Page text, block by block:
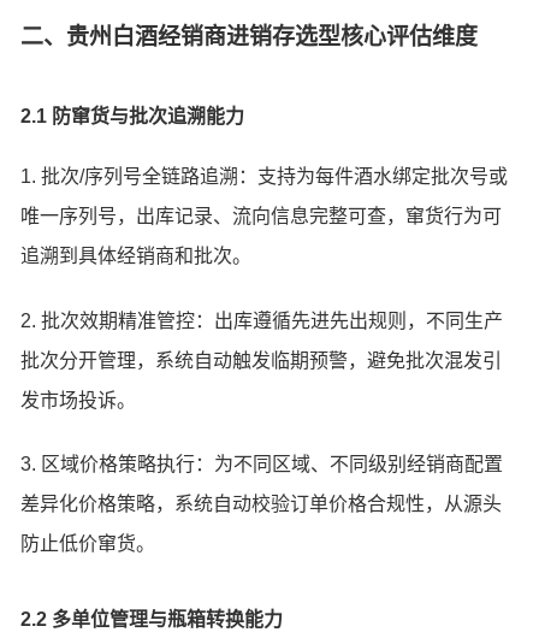
二、贵州白酒经销商进销存选型核心评估维度
2.1 防窜货与批次追溯能力
1. 批次/序列号全链路追溯：支持为每件酒水绑定批次号或
唯一序列号，出库记录、流向信息完整可查，窜货行为可
追溯到具体经销商和批次。
2. 批次效期精准管控：出库遵循先进先出规则，不同生产
批次分开管理，系统自动触发临期预警，避免批次混发引
发市场投诉。
3. 区域价格策略执行：为不同区域、不同级别经销商配置
差异化价格策略，系统自动校验订单价格合规性，从源头
防止低价窜货。
2.2 多单位管理与瓶箱转换能力